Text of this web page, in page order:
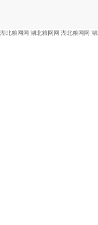
湖北粮网网 湖北粮网网 湖北粮网网 湖